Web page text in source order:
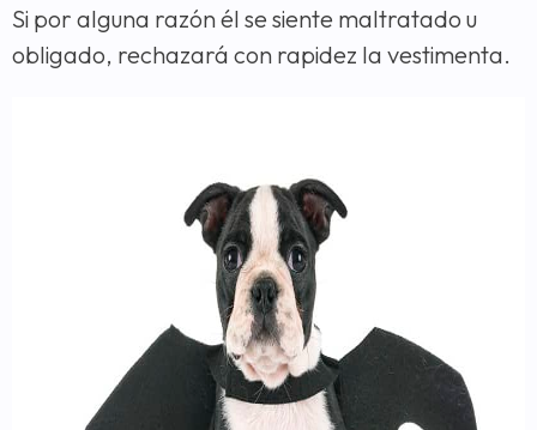
Si por alguna razón él se siente maltratado u
obligado, rechazará con rapidez la vestimenta.